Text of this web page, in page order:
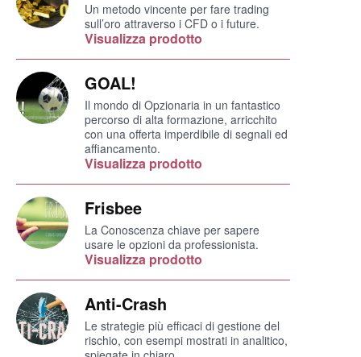
Un metodo vincente per fare trading
sull’oro attraverso i CFD o i future.
Visualizza prodotto
GOAL!
Il mondo di Opzionaria in un fantastico
percorso di alta formazione, arricchito
con una offerta imperdibile di segnali ed
affiancamento.
Visualizza prodotto
Frisbee
La Conoscenza chiave per sapere
usare le opzioni da professionista.
Visualizza prodotto
Anti-Crash
Le strategie più efficaci di gestione del
rischio, con esempi mostrati in analitico,